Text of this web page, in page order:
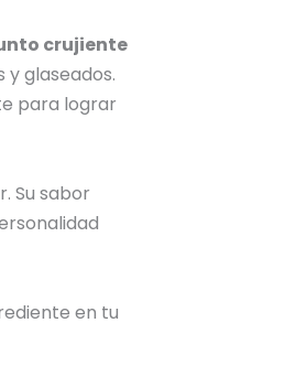
crujiente
y glaseados.
para lograr
Su sabor
en tu